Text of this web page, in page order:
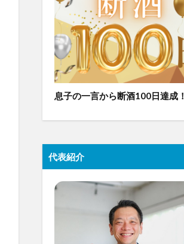
息子の一言から断酒100日達成！
代表紹介